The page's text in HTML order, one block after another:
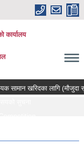
कार्यालय
खरिदका लागि (मौजुदा
।।